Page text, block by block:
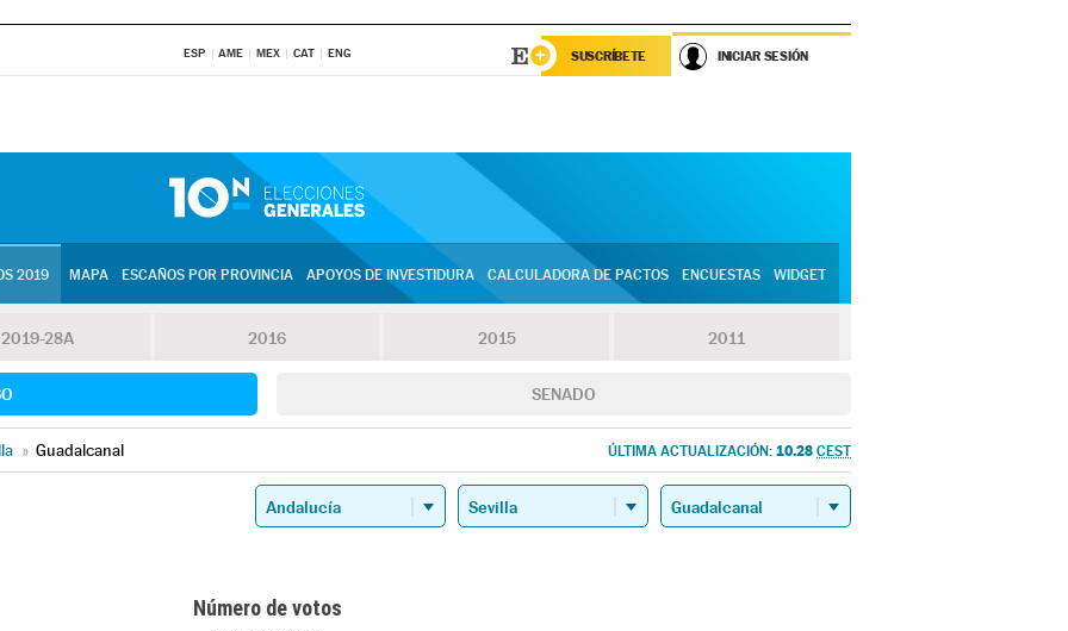
ESP AME MEX CAT ENG SUSCRÍBETE INICIAR SESIÓN
2019 MAPA ESCAÑOS POR PROVINCIA APOYOS DE INVESTIDURA CALCULADORA DE PACTOS ENCUESTAS WIDGET
2019-28A 2016 2015 2011
SENADO
» Guadalcanal ÚLTIMA ACTUALIZACIÓN: 10.28 CEST
Número de votos